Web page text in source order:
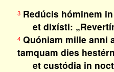
3Redúcis hóminem
et dixísti:
4Quóniam mille anni
tamquam dies
et custódia in